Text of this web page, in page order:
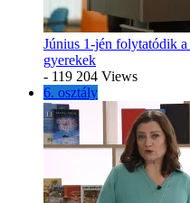
Június 1-jén folytatódik a
gyerekek
- 119 204 Views
6. osztály